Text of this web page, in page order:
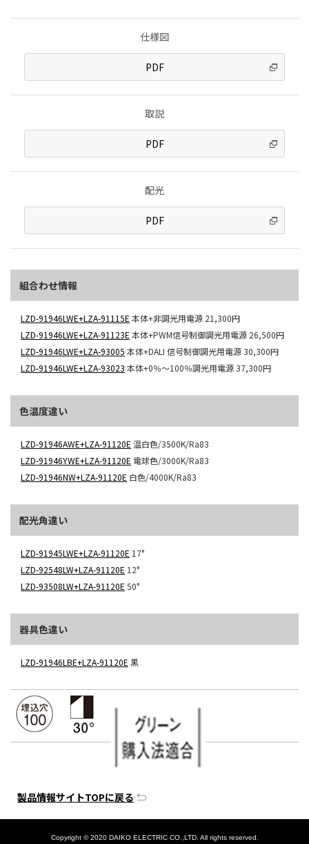
仕様図
PDF
取説
PDF
配光
PDF
組合わせ情報
LZD-91946LWE+LZA-91115E 本体+非調光用電源 21,300円
LZD-91946LWE+LZA-91123E 本体+PWM信号制御調光用電源 26,500円
LZD-91946LWE+LZA-93005 本体+DALI 信号制御調光用電源30,300円
LZD-91946LWE+LZA-93023 本体+0％～100％調光用電源37,300円
色温度違い
LZD-91946AWE+LZA-91120E 温白色/3500K/Ra83
LZD-91946YWE+LZA-91120E 電球色/3000K/Ra83
LZD-91946NW+LZA-91120E 白色/4000K/Ra83
配光角違い
LZD-91945LWE+LZA-91120E 17°
LZD-92548LW+LZA-91120E 12°
LZD-93508LW+LZA-91120E 50°
器具色違い
LZD-91946LBE+LZA-91120E 黒
製品情報サイトTOPに戻る
Copyright © 2020 DAIKO ELECTRIC CO.,LTD. All rights reserved.